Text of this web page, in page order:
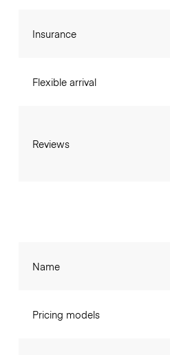
Insurance
Flexible arrival
Reviews
Name
Pricing models